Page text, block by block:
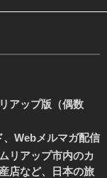
アップ版（偶数
Webメルマガ配信
リアップ市内のカ
店など、日本の旅